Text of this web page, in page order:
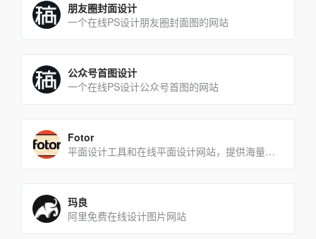
朋友圈封面设计
一个在线PS设计朋友圈封面图的网站
公众号首图设计
一个在线PS设计公众号首图的网站
Fotor
平面设计工具和在线平面设计网站，提供海量的素材和模板
玛良
阿里免费在线设计图片网站